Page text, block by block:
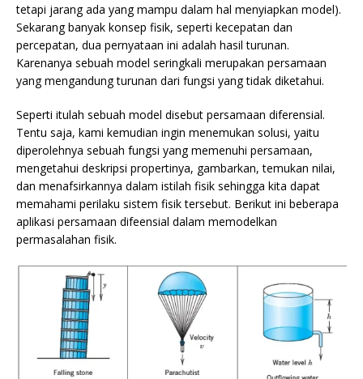
tetapi jarang ada yang mampu dalam hal menyiapkan model).
Sekarang banyak konsep fisik, seperti kecepatan dan
percepatan, dua pernyataan ini adalah hasil turunan.
Karenanya sebuah model seringkali merupakan persamaan
yang mengandung turunan dari fungsi yang tidak diketahui.
Seperti itulah sebuah model disebut persamaan diferensial.
Tentu saja, kami kemudian ingin menemukan solusi, yaitu
diperolehnya sebuah fungsi yang memenuhi persamaan,
mengetahui deskripsi propertinya, gambarkan, temukan nilai,
dan menafsirkannya dalam istilah fisik sehingga kita dapat
memahami perilaku sistem fisik tersebut. Berikut ini beberapa
aplikasi persamaan difeensial dalam memodelkan
permasalahan fisik.